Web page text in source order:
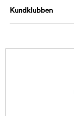
Kundklubben